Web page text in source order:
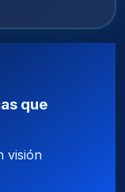
que
visión